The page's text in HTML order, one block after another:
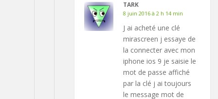
TARK
8 juin 2016 à 2 h 14 min
J ai acheté une clé
mirascreen j essaye de
la connecter avec mon
iphone ios 9 je saisie le
mot de passe affiché
par la clé j ai toujours
le message mot de